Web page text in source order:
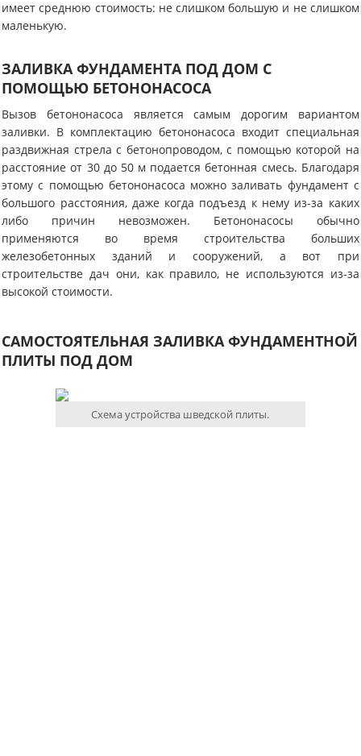
имеет среднюю стоимость: не слишком большую и не слишком
маленькую.
ЗАЛИВКА ФУНДАМЕНТА ПОД ДОМ С
ПОМОЩЬЮ БЕТОНОНАСОСА
Вызов бетононасоса является самым дорогим вариантом
заливки. В комплектацию бетононасоса входит специальная
раздвижная стрела с бетонопроводом, с помощью которой на
расстояние от 30 до 50 м подается бетонная смесь. Благодаря
этому с помощью бетононасоса можно заливать фундамент с
большого расстояния, даже когда подъезд к нему из-за каких
либо причин невозможен. Бетононасосы обычно
применяются во время строительства больших
железобетонных зданий и сооружений, а вот при
строительстве дач они, как правило, не используются из-за
высокой стоимости.
САМОСТОЯТЕЛЬНАЯ ЗАЛИВКА ФУНДАМЕНТНОЙ
ПЛИТЫ ПОД ДОМ
Схема устройства шведской плиты.